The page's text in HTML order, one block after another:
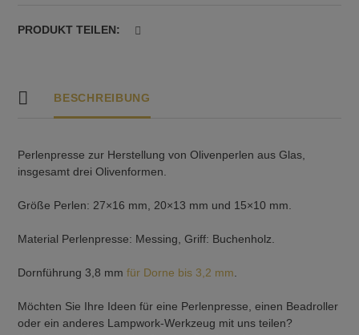
PRODUKT TEILEN:
BESCHREIBUNG
Perlenpresse zur Herstellung von Olivenperlen aus Glas,
insgesamt drei Olivenformen.
Größe Perlen: 27×16 mm, 20×13 mm und 15×10 mm.
Material Perlenpresse: Messing, Griff: Buchenholz.
Dornführung 3,8 mmfür Dorne bis 3,2 mm
Möchten Sie Ihre Ideen für eine Perlenpresse, einen Beadroller
oder ein anderes Lampwork-Werkzeug mit uns teilen?